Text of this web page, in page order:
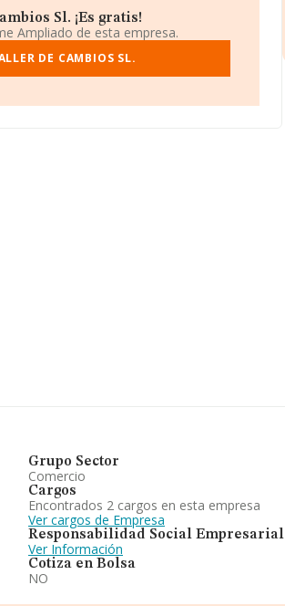
tiene su domicilio social establecido
Madrid.
sobre 39.493 compañías, en el ámbito
euros. Teniendo en cuenta la información
Sl. ¡Es gratis!
Ampliado de esta empresa.
DE CAMBIOS SL.
Grupo Sector
Comercio
Cargos
Encontrados 2 cargos en esta empresa
Ver cargos de Empresa
Responsabilidad Social Empresarial
Ver Información
Cotiza en Bolsa
NO